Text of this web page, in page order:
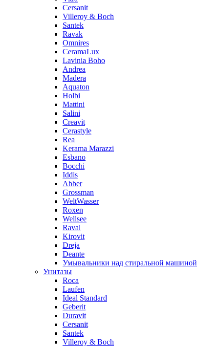
Cersanit
Villeroy & Boch
Santek
Ravak
Omnires
CeramaLux
Lavinia Boho
Andrea
Madera
Aquaton
Holbi
Mattini
Salini
Creavit
Cerastyle
Rea
Kerama Marazzi
Esbano
Bocchi
Iddis
Abber
Grossman
WeltWasser
Roxen
Wellsee
Raval
Kirovit
Dreja
Deante
Умывальники над стиральной машиной
Унитазы
Roca
Laufen
Ideal Standard
Geberit
Duravit
Cersanit
Santek
Villeroy & Boch